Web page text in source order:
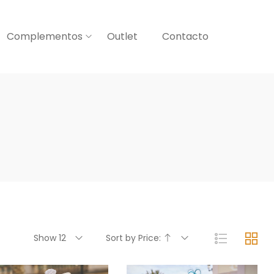
Complementos Outlet Contacto
Show 12 Sort by Price: